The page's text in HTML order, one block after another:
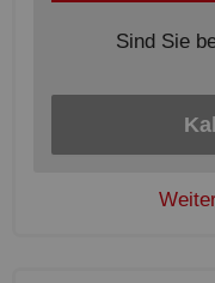
Sind Sie